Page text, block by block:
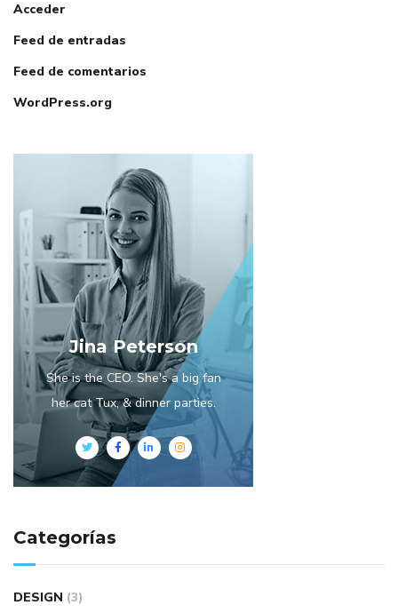
Acceder
Feed de entradas
Feed de comentarios
WordPress.org
Jina Peterson
She is the CEO. She's a big fan
her cat Tux, & dinner parties.
Categorías
DESIGN (3)